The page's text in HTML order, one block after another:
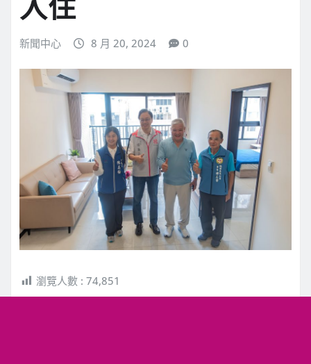
新聞中心 8 月 20, 2024 0
瀏覽人數 : 74,851